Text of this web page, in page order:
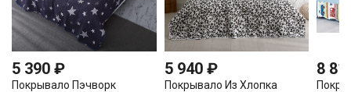
5 390 ₽
Покрывало Пэчворк
5 940 ₽
Покрывало Из Хлопка
8